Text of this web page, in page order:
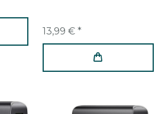
13,99 € *